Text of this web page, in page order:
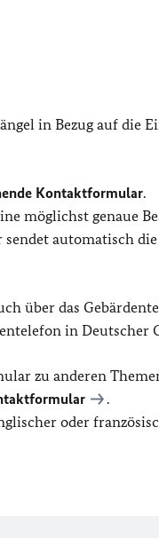
in Bezug auf
Kontaktformular.
möglichst genaue
automatisch
über das
in
zu anderen
.
oder